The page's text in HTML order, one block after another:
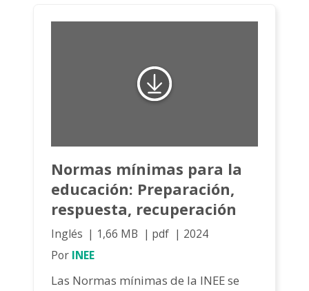
Normas mínimas para la
educación: Preparación,
respuesta, recuperación
Inglés 1,66 MB pdf
2024
Por INEE
Las Normas mínimas de la INEE se